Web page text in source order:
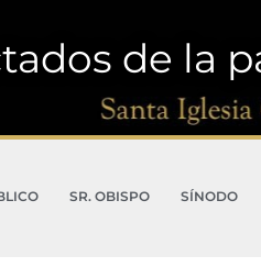
de la
SR. OBISPO SÍNODO